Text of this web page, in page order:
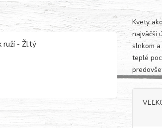
Kvety
najväčší
slnkom
teplé